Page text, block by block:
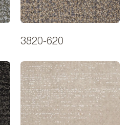
3820-620